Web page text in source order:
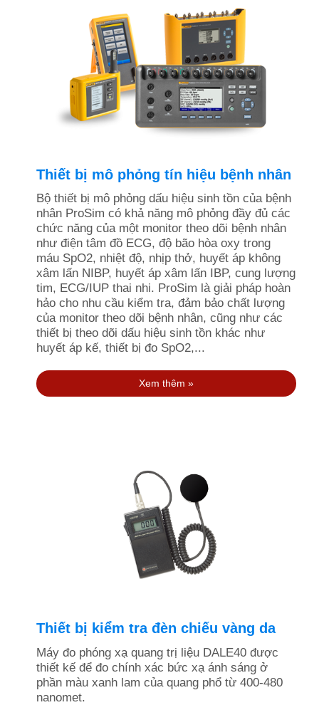
Thiết bị mô phỏng tín hiệu bệnh nhân
Bộ thiết bị mô phỏng dấu hiệu sinh tồn của bệnh
nhân ProSim có khả năng mô phỏng đầy đủ các
chức năng của một monitor theo dõi bệnh nhân
như điện tâm đồ ECG, độ bão hòa oxy trong
máu SpO2, nhiệt độ, nhịp thở, huyết áp không
xâm lấn NIBP, huyết áp xâm lấn IBP, cung lượng
tim, ECG/IUP thai nhi. ProSim là giải pháp hoàn
hảo cho nhu cầu kiểm tra, đảm bảo chất lượng
của monitor theo dõi bệnh nhân, cũng như các
thiết bị theo dõi dấu hiệu sinh tồn khác như
huyết áp kế, thiết bị đo SpO2,...
Xem thêm »
Thiết bị kiểm tra đèn chiếu vàng da
Máy đo phóng xạ quang trị liệu DALE40 được
thiết kế để đo chính xác bức xạ ánh sáng ở
phần màu xanh lam của quang phổ từ 400-480
nanomet.